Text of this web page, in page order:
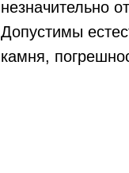
незначительно
Допустимы
камня,